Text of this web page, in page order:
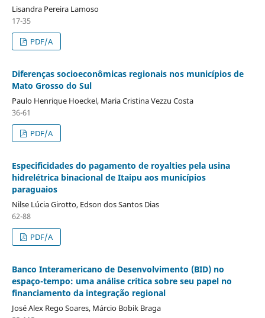
Lisandra Pereira Lamoso
17-35
PDF/A
Diferenças socioeconômicas regionais nos municípios de
Mato Grosso do Sul
Paulo Henrique Hoeckel, Maria Cristina Vezzu Costa
36-61
PDF/A
Especificidades do pagamento de royalties pela usina
hidrelétrica binacional de Itaipu aos municípios
paraguaios
Nilse Lúcia Girotto, Edson dos Santos Dias
62-88
PDF/A
Banco Interamericano de Desenvolvimento (BID) no
espaço-tempo: uma análise crítica sobre seu papel no
financiamento da integração regional
José Alex Rego Soares, Márcio Bobik Braga